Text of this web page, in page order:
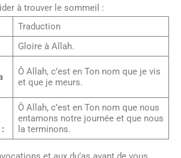
à trouver le sommeil :
Traduction
Gloire à Allah.
Ô Allah, c’est en Ton nom que je vis
et que je meurs.
Ô Allah, c’est en Ton nom que nous
entamons notre journée et que nous
la terminons.